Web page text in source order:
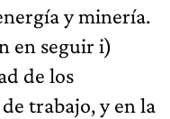
y minería.
en seguir i)
de los
trabajo, y en la